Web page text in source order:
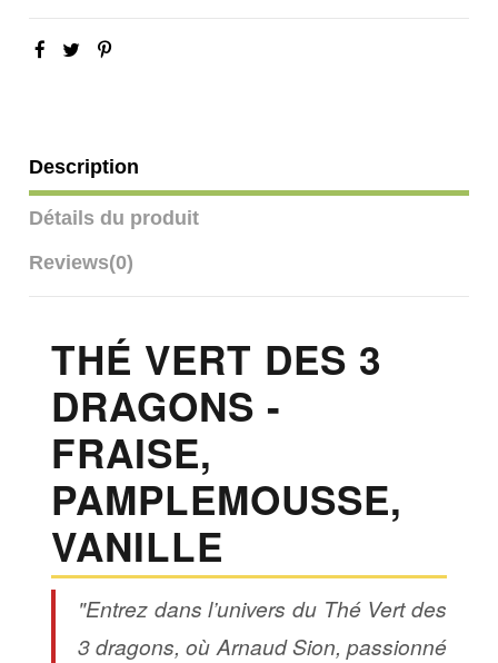
Description
Détails du produit
Reviews(0)
THÉ VERT DES 3
DRAGONS -
FRAISE,
PAMPLEMOUSSE,
VANILLE
"Entrez dans l’univers du Thé Vert des
3 dragons, où Arnaud Sion, passionné